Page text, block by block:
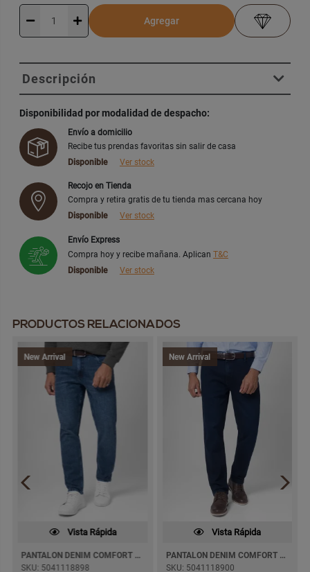
Agregar
Descripción
Disponibilidad por modalidad de despacho:
Envío a domicilio
Recibe tus prendas favoritas sin salir de casa
Disponible
Ver stock
Recojo en Tienda
Compra y retira gratis de tu tienda mas cercana hoy
Disponible
Ver stock
Envío Express
Compra hoy y recibe mañana. Aplican T&C
Disponible
Ver stock
PRODUCTOS RELACIONADOS
New Arrival
Vista Rápida
PANTALON DENIM COMFORT MAXWELL PITILLO
SKU: 5041118898
New Arrival
Vista Rápida
PANTALON DENIM COMFORT PAUL JEANS SEMI PITILLO
SKU: 5041118900